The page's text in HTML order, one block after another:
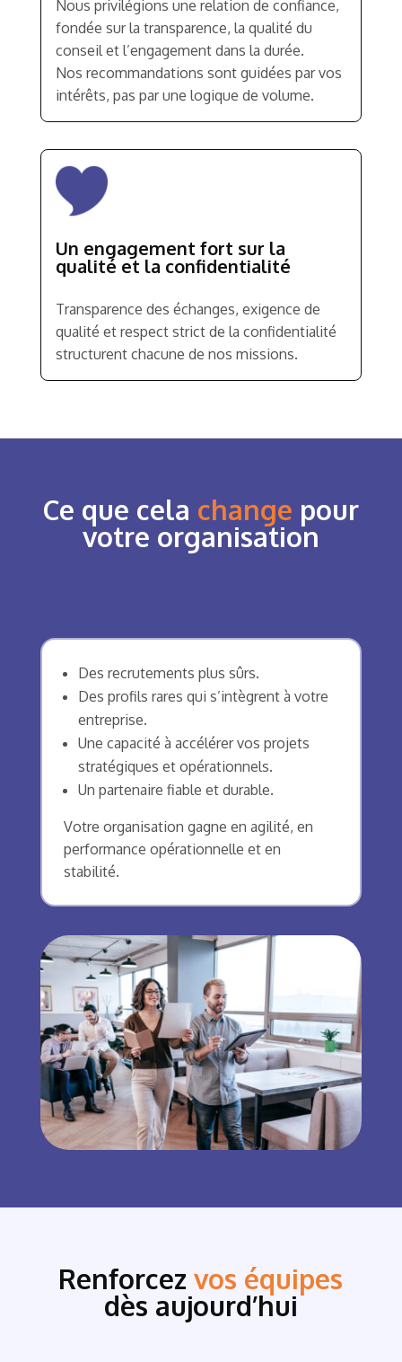
Nous privilégions une relation de confiance,
fondée sur la transparence, la qualité du
conseil et l’engagement dans la durée.
Nos recommandations sont guidées par vos
intérêts, pas par une logique de volume.
Un engagement fort sur la
qualité et la confidentialité
Transparence des échanges, exigence de
qualité et respect strict de la confidentialité
structurent chacune de nos missions.
Ce que cela change pour
votre organisation
Des recrutements plus sûrs.
Des profils rares qui s’intègrent à votre
entreprise.
Une capacité à accélérer vos projets
stratégiques et opérationnels.
Un partenaire fiable et durable.
Votre organisation gagne en agilité, en
performance opérationnelle et en
stabilité.
Renforcezvos équipes
dès aujourd’hui